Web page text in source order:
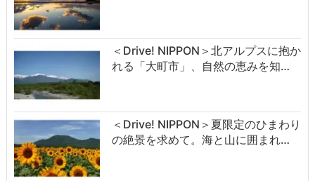
＜Drive! NIPPON＞北アルプスに抱か
れる「大町市」、自然の恵みを知…
＜Drive! NIPPON＞夏限定のひまわり
の絶景を求めて。海と山に囲まれ…